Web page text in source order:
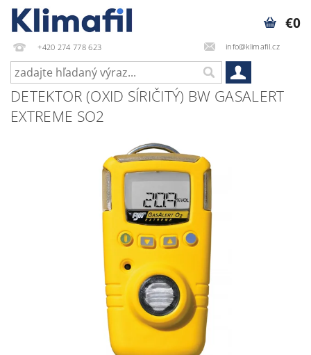
+420 274 778 623 info@klimafil.cz
€0
DETEKTOR (OXID SÍRIČITÝ) BW GASALERT
EXTREME SO2